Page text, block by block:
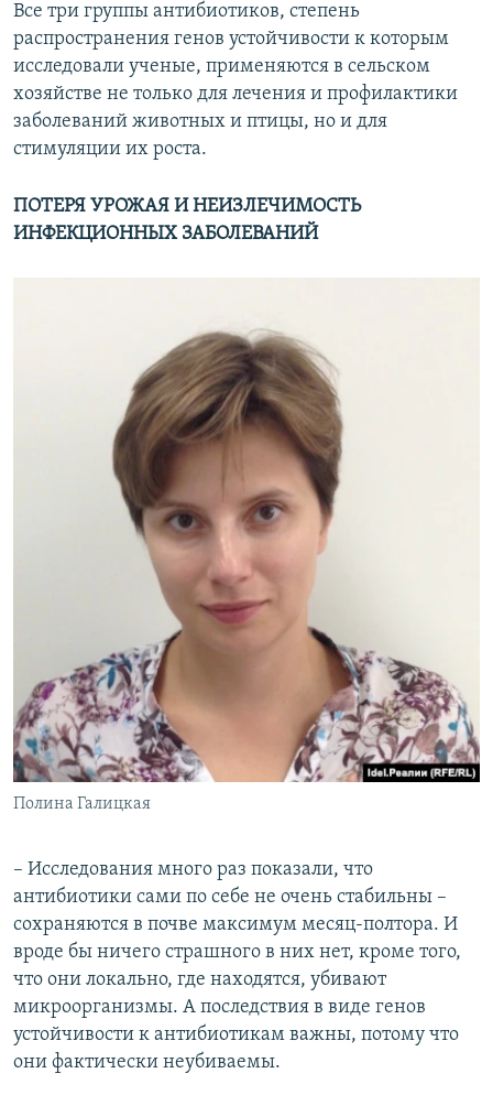
Все три группы антибиотиков, степень
распространения генов устойчивости к которым
исследовали ученые, применяются в сельском
хозяйстве не только для лечения и профилактики
заболеваний животных и птицы, но и для
стимуляции их роста.
ПОТЕРЯ УРОЖАЯ И НЕИЗЛЕЧИМОСТЬ
ИНФЕКЦИОННЫХ ЗАБОЛЕВАНИЙ
Полина Галицкая
– Исследования много раз показали, что
антибиотики сами по себе не очень стабильны –
сохраняются в почве максимум месяц-полтора. И
вроде бы ничего страшного в них нет, кроме того,
что они локально, где находятся, убивают
микроорганизмы. А последствия в виде генов
устойчивости к антибиотикам важны, потому что
они фактически неубиваемы.